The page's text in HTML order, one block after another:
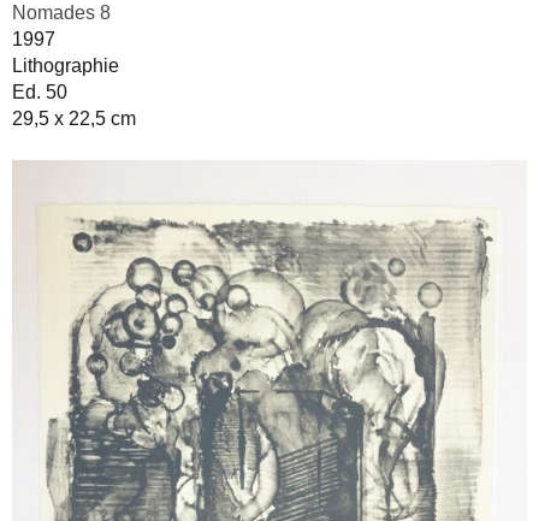
Nomades 8
1997
Lithographie
Ed. 50
29,5 x 22,5 cm